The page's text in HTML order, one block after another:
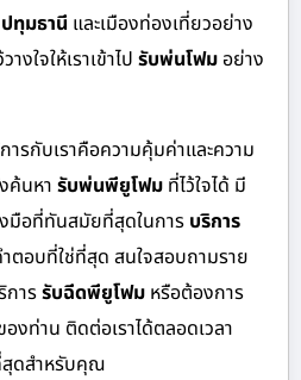
ทุมธานี และเมืองท่องเที่ยวอย่าง
งใจให้เราเข้าไป รับพ่นโฟม อย่าง
รกับเราคือความคุ้มค่าและความ
ค้นหา รับพ่นพียูโฟม ที่ไว้ใจได้ มี
มือที่ทันสมัยที่สุดในการ บริการ
ตอบที่ใช่ที่สุด สนใจสอบถามราย
การรับฉีดพียูโฟม หรือต้องการ
งท่าน ติดต่อเราได้ตลอดเวลา
สุดสำหรับคุณ